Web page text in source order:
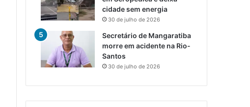
cidade sem energia
30 de julho de 2026
Secretário de Mangaratiba
morre em acidente na Rio-
Santos
30 de julho de 2026